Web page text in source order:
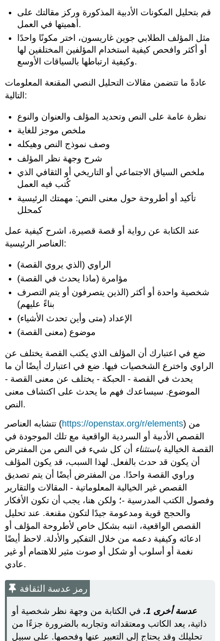
قم بتحليل المكونات الأدبية المذكورة وركز مقالتك على
أهميتها في العمل.
مثل المؤلف الطلابي جوين غاريسون، اختر مكونًا واحدًا
أو أكثر وافحص كيفية استخدام المؤلفين المختلفين لها
وكيفية ارتباطها بالسياقات الأوسع.
عادةً ما تتضمن مقالات التحليل النصي المقنعة المعلومات
التالية:
نظرة عامة على النص وتحديد المؤلف والعنوان والنوع
ملخص موجز للغاية
وصف نموذج النص وهيكله
شرح وجهة نظر المؤلف
ملخص السياق الاجتماعي أو التاريخي أو الثقافي الذي
كُتب فيه العمل
تأكيد أو أطروحة حول معنى النص: مهمتك الرئيسية
كمحلل
عند الكتابة عن رواية أو قصة قصيرة، اشرح كيفية عمل
العناصر الرئيسية:
الراوي (الذي يروي القصة)
مؤامرة (ماذا يحدث في القصة)
شخصية واحدة أو أكثر (الذين يتصرفون أو يتم التصرف
بناءً عليهم)
الإعداد (متى وأين تحدث الأشياء)
موضوع (معنى القصة)
ضع في اعتبارك أن المؤلف الذي يكتب القصة يختلف عن
الراوي واخترع الشخصيات فيها. ضع في اعتبارك أيضًا أن ما
يحدث في القصة - الحبكة - يختلف عن معنى القصة -
الموضوع. سيساعدك فهم ما يحدث على اكتشاف معنى
النص.
تتشابه العناصر (https://openstax.org/r/elements) من
القصص الأدبية أو السردية الواقعية مع تلك الموجودة في
القصة الخيالية باستثناء أن كل شيء في النص من المفترض
أن يكون قد حدث بالفعل. لهذا السبب، قد يكون المؤلف
وراوي القصة واحدًا. من المفترض أيضًا أن يتم تصديق
القصص غير الخيالية المعلوماتية - المقالات والتقارير
وفصول الكتب المدرسية -؛ ولكن هنا، يجب أن تكون الأفكار
والحجج قوية ومدعومة جيدًا لتكون مقنعة. عند تحليل
القصص الواقعية، انتبه بشكل خاص لأطروحة المؤلف أو
ادعائه وكيفية دعمه من خلال التفكير والأدلة. لاحظ أيضًا
نغمة أو أسلوب أو شكل أو صوت مثير للاهتمام أو غير
عادي.
رمز عدسة الثقافة
عدسة أخرى 1.
في الكتابة من وجهة نظر شخصية أو
ذاتية، يعد الكاتب ومعتقداته وتجاربه بالضرورة جزءًا من
تحليلك وقد يحتاج إلى التعبير عنها وفحصها. على سبيل